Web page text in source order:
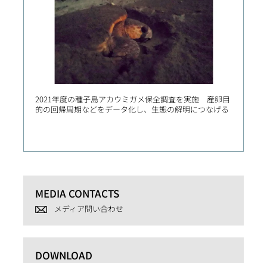
2021年度の種子島アカウミガメ保全調査を実施 産卵目
的の回帰周期などをデータ化し、生態の解明につなげる
MEDIA CONTACTS
メディア問い合わせ
DOWNLOAD